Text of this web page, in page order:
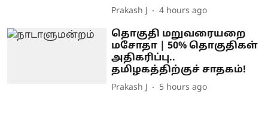
Prakash J 4 hours ago
தொகுதி மறுவரையறை
மசோதா | 50% தொகுதிகள்
அதிகரிப்பு..
தமிழகத்திற்குச் சாதகம்!
Prakash J 5 hours ago